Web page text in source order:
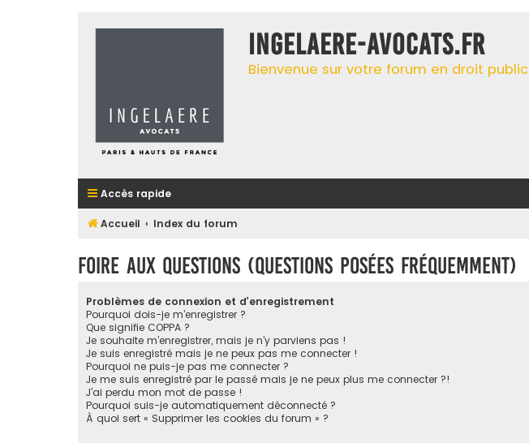
INGELAERE-AVOCATS.FR
Bienvenue sur votre forum en droit public
Accès rapide
Accueil Index du forum
Foire aux questions (Questions posées fréquemment)
Problèmes de connexion et d’enregistrement
Pourquoi dois-je m’enregistrer ?
Que signifie COPPA ?
Je souhaite m’enregistrer, mais je n’y parviens pas !
Je suis enregistré mais je ne peux pas me connecter !
Pourquoi ne puis-je pas me connecter ?
Je me suis enregistré par le passé mais je ne peux plus me connecter ?!
J’ai perdu mon mot de passe !
Pourquoi suis-je automatiquement déconnecté ?
À quoi sert « Supprimer les cookies du forum » ?